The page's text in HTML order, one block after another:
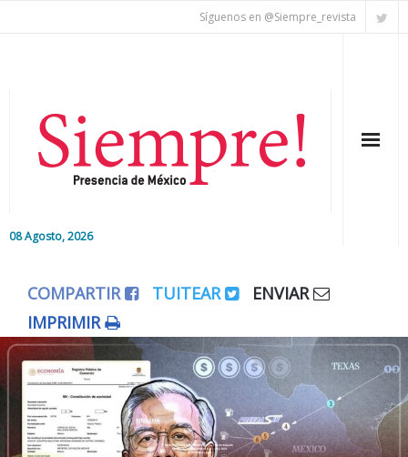
Síguenos en @Siempre_revista
08 Agosto, 2026
Editorial
Nacional
Colaboradores
Internacional
COMPARTIR TUITEAR
ENVIAR
IMPRIMIR